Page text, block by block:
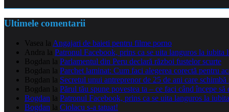
Ultimele comentarii
Vasea la Angajari de baieti pentru filme porno
Andra la Patronul Facebook, prins ca se uita languros la iubita
Bogdan la Parlamentul din Peru declară război fustelor scurte
Bogdan la Parchet laminat: Cum faci alegerea corectă pentru
Bogdan la Secretul unui antreprenor de 25 de ani care
Bogdan la Părul tău spune povestea ta – ce faci când începe să
Bogdan la Patronul Facebook, prins ca se uita languros la
Bogdan la Ciolacu s-a tatuat!